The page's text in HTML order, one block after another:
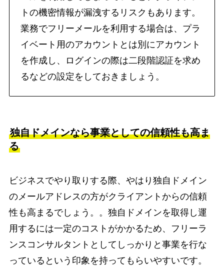
トの機密情報が漏洩するリスクもあります。
業務でフリーメールを利用する場合は、プラ
イベート用のアカウントとは別にアカウント
を作成し、ログインの際は二段階認証を求め
るなどの設定をしておきましょう。
独自ドメインなら事業としての信頼性も高ま
る
ビジネスでやり取りする際、やはり独自ドメイン
のメールアドレスの方がクライアントからの信頼
性も高まるでしょう。。独自ドメインを取得し運
用するには一定のコストがかかるため、フリーラ
ンスコンサルタントとしてしっかりと事業を行な
っているという印象を持ってもらいやすいです。